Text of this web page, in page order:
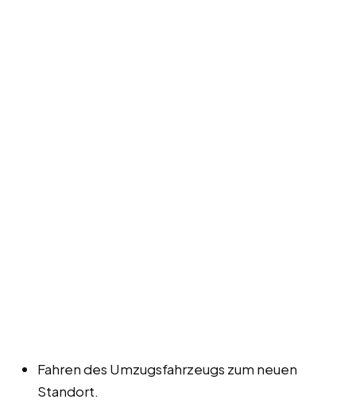
Fahren des Umzugsfahrzeugs zum neuen
Standort.